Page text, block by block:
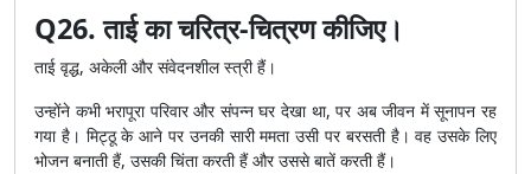
Q26. ताई का चरित्र-चित्रण कीजिए।
ताई वृद्ध, अकेली और संवेदनशील स्त्री हैं।
उन्होंने कभी भरापूरा परिवार और संपन्न घर देखा था, पर अब जीवन में सूनापन रह
गया है। मिट्ठू के आने पर उनकी सारी ममता उसी पर बरसती है। वह उसके लिए
भोजन बनाती हैं, उसकी चिंता करती हैं और उससे बातें करती हैं।